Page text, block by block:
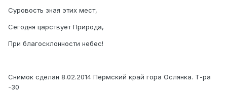
Суровость зная этих мест,
Сегодня царствует Природа,
При благосклонности небес!
Снимок сделан 8.02.2014 Пермский край гора Ослянка. Т-ра
-30